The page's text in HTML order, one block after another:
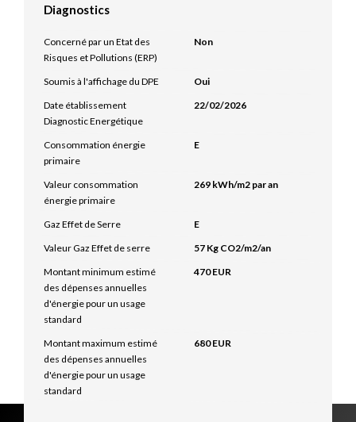
Diagnostics
Concerné par un Etat des
Risques et Pollutions (ERP)
Non
Soumis à l'affichage du DPE
Oui
Date établissement
Diagnostic Energétique
22/02/2026
Consommation énergie
primaire
E
Valeur consommation
énergie primaire
269 kWh/m2 par an
Gaz Effet de Serre
E
Valeur Gaz Effet de serre
57 Kg CO2/m2/an
Montant minimum estimé
des dépenses annuelles
d'énergie pour un usage
standard
470 EUR
Montant maximum estimé
des dépenses annuelles
d'énergie pour un usage
standard
680 EUR